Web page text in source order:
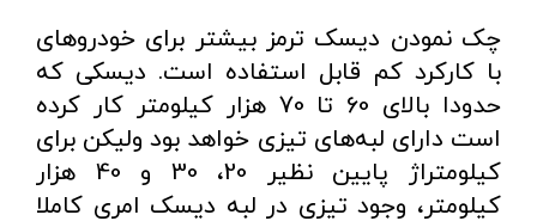
چک نمودن دیسک ترمز بیشتر برای خودروهای
با کارکرد کم قابل استفاده است. دیسکی که
حدودا بالای 60 تا 70 هزار کیلومتر کار کرده
است دارای لبه‌های تیزی خواهد بود ولیکن برای
کیلومتراژ پایین نظیر 20، 30 و 40 هزار
کیلومتر، وجود تیزی در لبه دیسک امری کاملا